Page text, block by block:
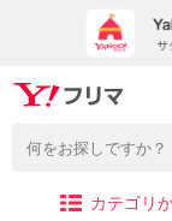
カテゴリ